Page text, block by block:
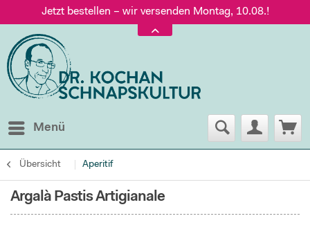
Jetzt bestellen – wir versenden Montag, 10.08.!
Versand nur 5,60 €, gratis ab 95 € Warenwert
Jetzt bestellen – wir versenden Montag, 10.08.!
Menü
Übersicht Aperitif
Argalà Pastis Artigianale